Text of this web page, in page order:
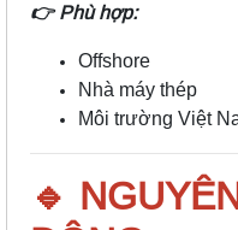
👉 Phù hợp:
Offshore
Nhà máy thép
Môi trường Việt
🔹